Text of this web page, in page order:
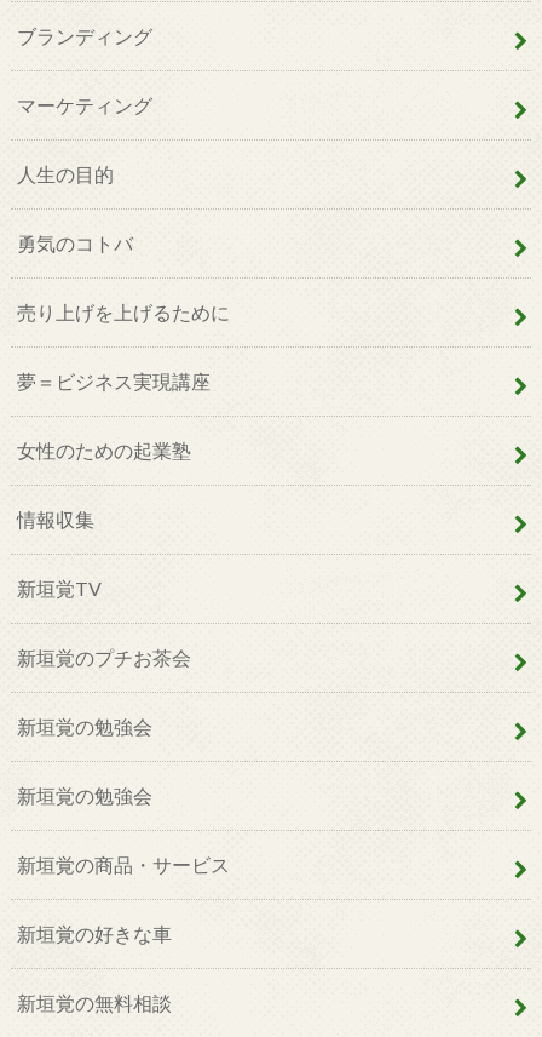
ブランディング
マーケティング
人生の目的
勇気のコトバ
売り上げを上げるために
夢＝ビジネス実現講座
女性のための起業塾
情報収集
新垣覚TV
新垣覚のプチお茶会
新垣覚の勉強会
新垣覚の勉強会
新垣覚の商品・サービス
新垣覚の好きな車
新垣覚の無料相談